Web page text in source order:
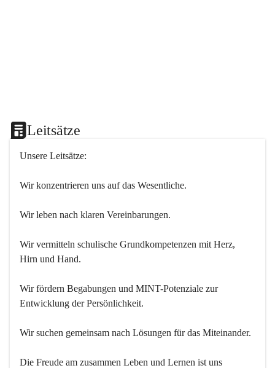
Leitsätze
Unsere Leitsätze:
Wir konzentrieren uns auf das Wesentliche.
Wir leben nach klaren Vereinbarungen.
Wir vermitteln schulische Grundkompetenzen mit Herz,
Hirn und Hand.
Wir fördern Begabungen und MINT-Potenziale zur
Entwicklung der Persönlichkeit.
Wir suchen gemeinsam nach Lösungen für das Miteinander.
Die Freude am zusammen Leben und Lernen ist uns